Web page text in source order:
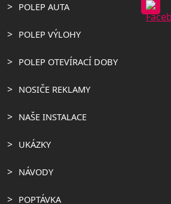
POLEP AUTA
POLEP VÝLOHY
POLEP OTEVÍRACÍ DOBY
NOSIČE REKLAMY
NAŠE INSTALACE
UKÁZKY
NÁVODY
POPTÁVKA